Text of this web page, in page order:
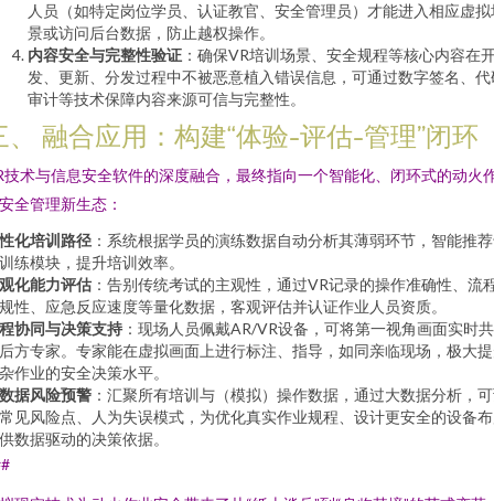
人员（如特定岗位学员、认证教官、安全管理员）才能进入相应虚拟
景或访问后台数据，防止越权操作。
内容安全与完整性验证 ：确保VR培训场景、安全规程等核心内容在
发、更新、分发过程中不被恶意植入错误信息，可通过数字签名、代
审计等技术保障内容来源可信与完整性。
、 融合应用：构建“体验-评估-管理”闭环
技术与信息安全软件的深度融合，最终指向一个智能化、闭环式的动火
全管理新生态：
化培训路径 ：系统根据学员的演练数据自动分析其薄弱环节，智能推
练模块，提升培训效率。
化能力评估 ：告别传统考试的主观性，通过VR记录的操作准确性、流
性、应急反应速度等量化数据，客观评估并认证作业人员资质。
协同与决策支持 ：现场人员佩戴AR/VR设备，可将第一视角画面实时
方专家。专家能在虚拟画面上进行标注、指导，如同亲临现场，极大
作业的安全决策水平。
据风险预警 ：汇聚所有培训与（模拟）操作数据，通过大数据分析，
见风险点、人为失误模式，为优化真实作业规程、设计更安全的设备
数据驱动的决策依据。